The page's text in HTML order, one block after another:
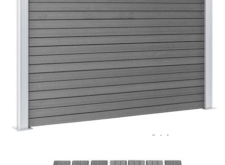
Купи на изплащане
Credit calculator
Комплект оградни панели, WPC, 872x146 см, сив
Please select credit institution
Цена на продукта: €1,103.00
Extraction of information from credit institutions
Предоставената таблица е с информационна цел.
Добавете продукта в количката си с бутона "Добави в
количката" и при поръчка ще можете да изберете броя
вноски на кредита.
Acest tabel are caracter informativ. Adăugați produsul în